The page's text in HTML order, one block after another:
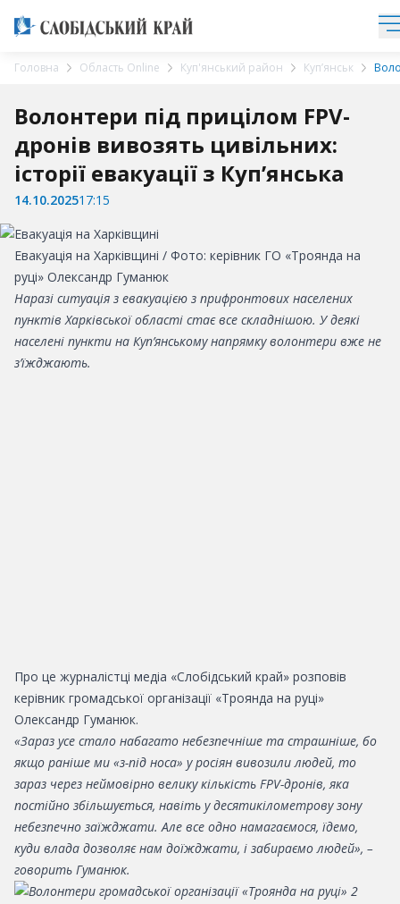
Головна Область Online Куп'янський район Куп’янськ
Волонтери під прицілом FPV-
дронів вивозять цивільних:
історії евакуації з Куп’янська
14.10.202517:15
Евакуація на Харківщині / Фото: керівник ГО «Троянда на
руці» Олександр Гуманюк
Наразі ситуація з евакуацією з прифронтових населених
пунктів Харківської області стає все складнішою. У деякі
населені пункти на Куп’янському напрямку волонтери вже не
з’їжджають.
Про це журналістці медіа «Слобідський край» розповів
керівник громадської організації «Троянда на руці»
Олександр Гуманюк.
«Зараз усе стало набагато небезпечніше та страшніше, бо
якщо раніше ми «з-під носа» у росіян вивозили людей, то
зараз через неймовірно велику кількість FPV-дронів, яка
постійно збільшується, навіть у десятикілометрову зону
небезпечно заїжджати. Але все одно намагаємося, їдемо,
куди влада дозволяє нам доїжджати, і забираємо людей», –
говорить Гуманюк.